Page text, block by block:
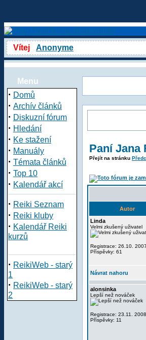
Vítej Anonyme
Menu
· Domů
· Archív článků
· Diskuzní fórum
· Hledání
· Ke stažení
· Manuály
· Témata článků
· Top 10
· Kalendář akcí
· Reiki Seznam
· Reiki kluby
· Kalendář Reiki
kurzů
· ReikiWeb - starý
1
· ReikiWeb - starý
2
Paní Jana
Přejít na stránku
Autor
Linda
Velmi zkušený uživatel
Registrace: 26.10. 2007
Příspěvky: 61
Návrat nahoru
alonsinka
Lepší než nováček
Registrace: 23.11. 2008
Příspěvky: 11